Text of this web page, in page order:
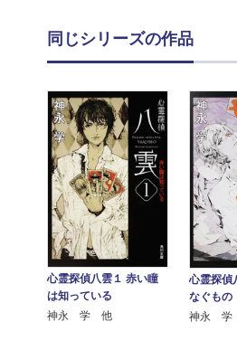
同じシリーズの作品
心霊探偵八雲１ 赤い瞳
は知っている
神永 学 他
心霊探偵
なぐもの
神永